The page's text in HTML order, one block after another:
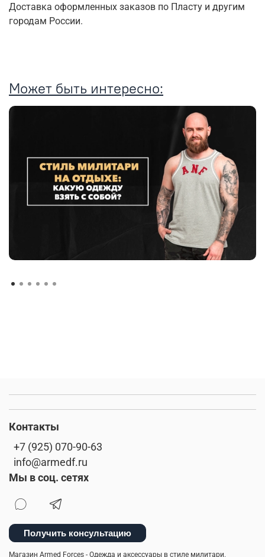
Доставка оформленных заказов по Пласту и другим
городам России.
Может быть интересно:
Контакты
+7 (925) 070-90-63
info@armedf.ru
Мы в соц. сетях
Получить консультацию
Магазин Armed Forces - Одежда и аксессуары в стиле милитари.